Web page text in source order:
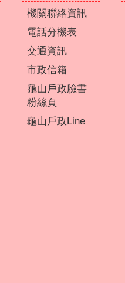
機關聯絡資訊
電話分機表
交通資訊
市政信箱
龜山戶政臉書
粉絲頁
龜山戶政Line